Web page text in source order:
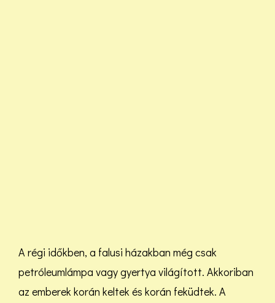
A régi időkben, a falusi házakban még csak
petróleumlámpa vagy gyertya világított. Akkoriban
az emberek korán keltek és korán feküdtek. A